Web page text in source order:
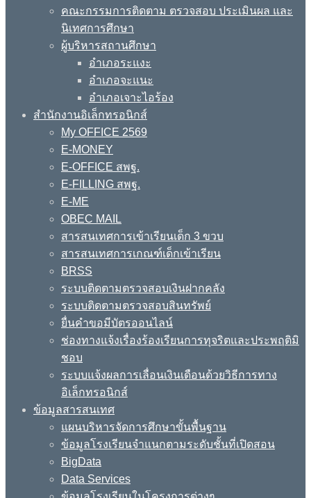
คณะกรรมการติดตาม ตรวจสอบ ประเมินผล และ
นิเทศการศึกษา
ผู้บริหารสถานศึกษา
อำเภอระแงะ
อำเภอจะแนะ
อำเภอเจาะไอร้อง
สำนักงานอิเล็กทรอนิกส์
My OFFICE 2569
E-MONEY
E-OFFICE สพฐ.
E-FILLING สพฐ.
E-ME
OBEC MAIL
สารสนเทศการเข้าเรียนเด็ก 3 ขวบ
สารสนเทศการเกณฑ์เด็กเข้าเรียน
BRSS
ระบบติดตามตรวจสอบเงินฝากคลัง
ระบบติดตามตรวจสอบสินทรัพย์
ยื่นคำขอมีบัตรออนไลน์
ช่องทางแจ้งเรื่องร้องเรียนการทุจริตและประพฤติมิ
ชอบ
ระบบแจ้งผลการเลื่อนเงินเดือนด้วยวิธีการทาง
อิเล็กทรอนิกส์
ข้อมูลสารสนเทศ
แผนบริหารจัดการศึกษาขั้นพื้นฐาน
ข้อมูลโรงเรียนจำแนกตามระดับชั้นที่เปิดสอน
BigData
Data Services